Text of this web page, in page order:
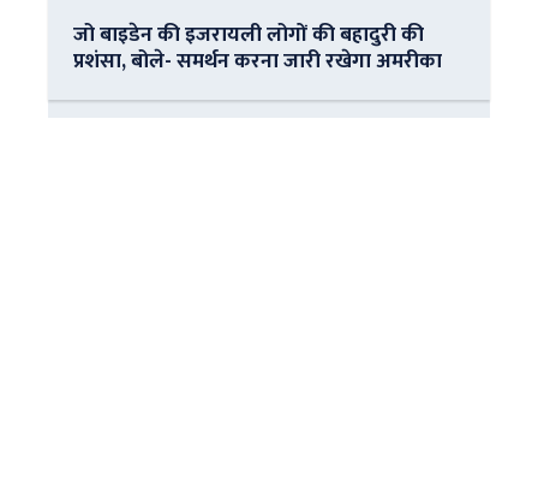
जो बाइडेन की इजरायली लोगों की बहादुरी की
प्रशंसा, बोले- समर्थन करना जारी रखेगा अमरीका